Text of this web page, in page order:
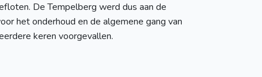
De Tempelberg werd dus aan de
het onderhoud en de algemene gang van
keren voorgevallen.